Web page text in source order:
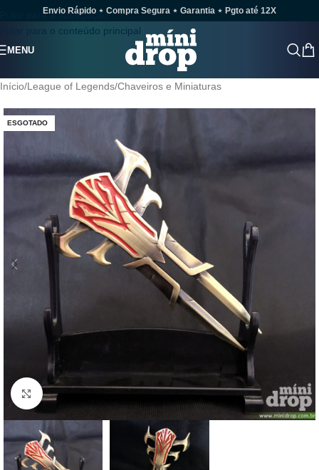
Pular para a navegação
Pular para o conteúdo principal
Envio Rápido ⋆ Compra Segura ⋆ Garantia ⋆ Pgto até 12X
MENU
Início/League of Legends/Chaveiros e Miniaturas
ESGOTADO
Clique para ampliar